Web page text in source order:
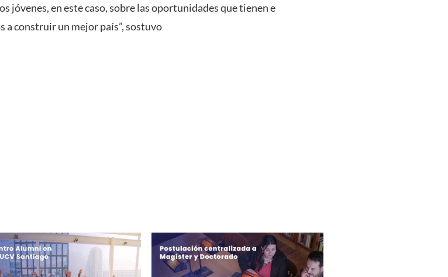
jóvenes, en este caso, sobre las oportunidades que tienen e
a construir un mejor país”, sostuvo